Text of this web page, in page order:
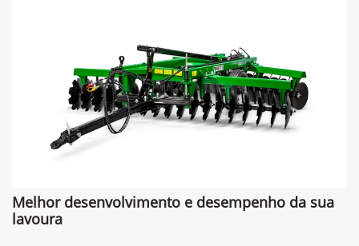
Melhor desenvolvimento e desempenho da sua
lavoura